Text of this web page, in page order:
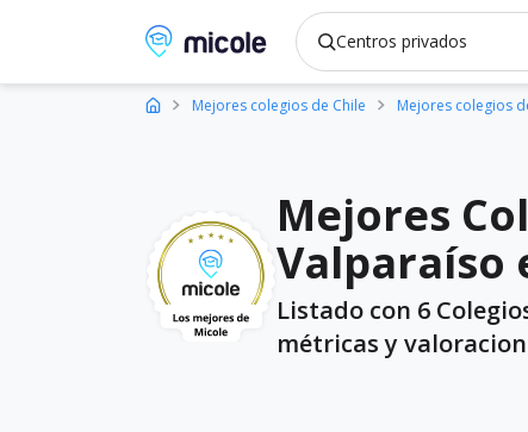
Micole, buscador de colegios
Mejores colegios de Chile Mejores colegios
Mejores
Valparaíso
Listado con 6
métricas y